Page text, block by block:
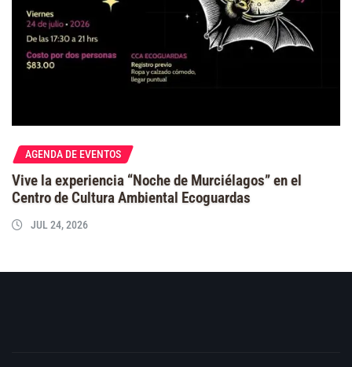
AGENDA DE EVENTOS
Vive la experiencia “Noche de Murciélagos” en el
Centro de Cultura Ambiental Ecoguardas
JUL 24, 2026